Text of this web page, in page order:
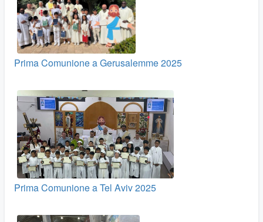
Prima Comunione a Gerusalemme 2025
Prima Comunione a Tel Aviv 2025